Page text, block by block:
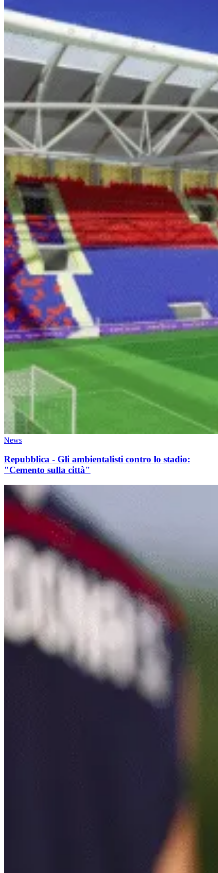
News
Repubblica - Gli ambientalisti contro lo stadio:
"Cemento sulla città"